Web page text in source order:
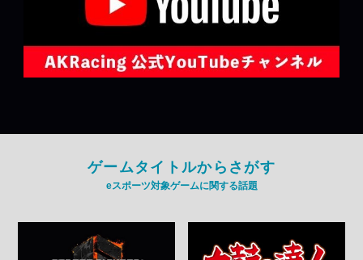
ゲームタイトルからさがす
eスポーツ対象ゲームに関する話題